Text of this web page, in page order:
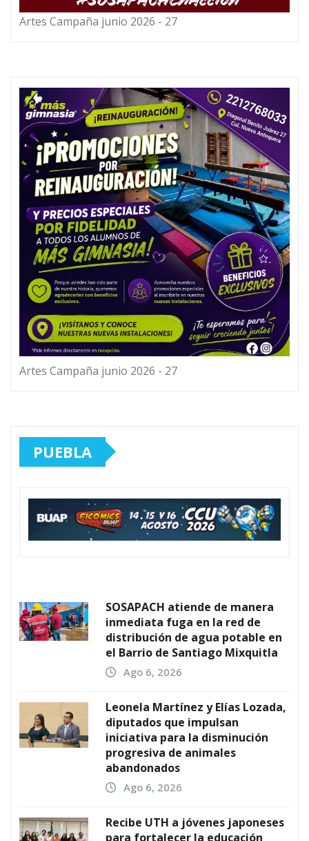
Artes Campaña junio 2026 - 27
Artes Campaña junio 2026 - 27
PUEBLA
SOSAPACH atiende de manera
inmediata fuga en la red de
distribución de agua potable en
el Barrio de Santiago Mixquitla
Ago 6, 2026
Leonela Martínez y Elías Lozada,
diputados que impulsan
iniciativa para la disminución
progresiva de animales
abandonados
Ago 6, 2026
Recibe UTH a jóvenes japoneses
para fortalecer la educación